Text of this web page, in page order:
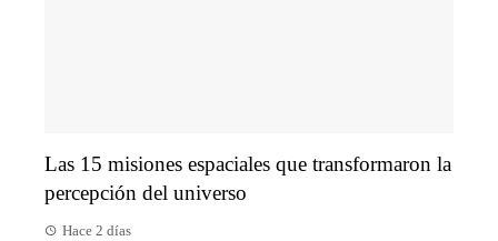
Las 15 misiones espaciales que transformaron la
percepción del universo
Hace 2 días